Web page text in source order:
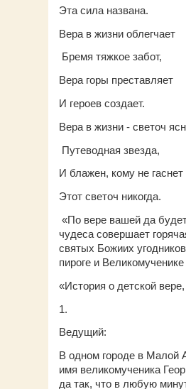
Эта сила названа.
Вера в жизни облегчает
Бремя тяжкое забот,
Вера горы преставляет
И героев создает.
Вера в жизни - светоч
Путеводная звезда,
И блажен, кому не гаснет
Этот светоч никогда.
«По вере вашей да
чудеса совершает
святых Божиих
пироге и Великомученике
«История о детской
1.
Ведущий:
В одном городе в Малой
имя великомученика
да так, что в любую